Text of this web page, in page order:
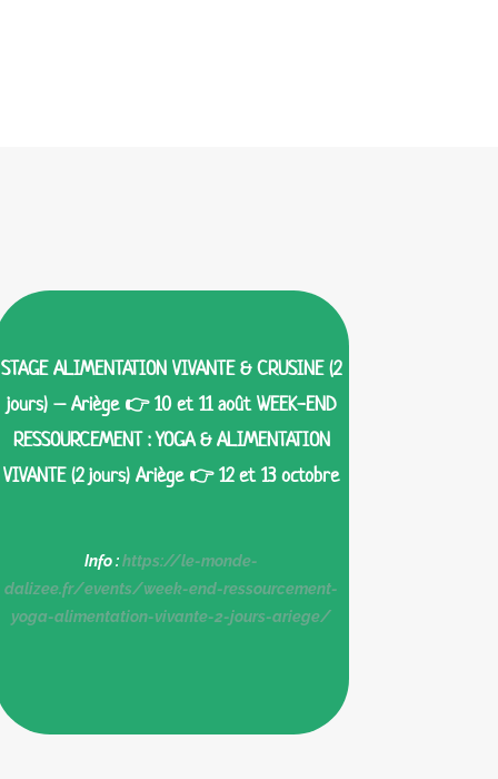
STAGE ALIMENTATION VIVANTE & CRUSINE (2
jours) – Ariège 👉 10 et 11 août WEEK-END
RESSOURCEMENT : YOGA & ALIMENTATION
VIVANTE (2 jours) Ariège 👉 12 et 13 octobre
Info :https://le-monde-
dalizee.fr/events/week-end-ressourcement-
yoga-alimentation-vivante-2-jours-ariege/